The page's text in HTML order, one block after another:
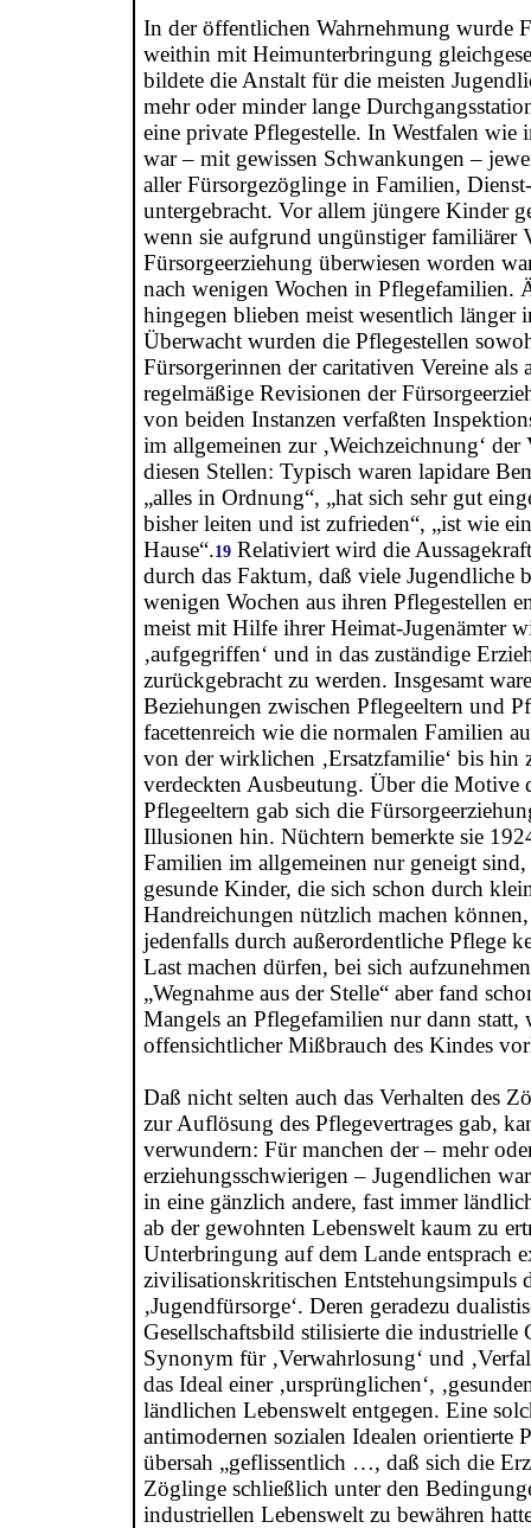
In der öffentlichen Wahrnehmung wurde
weithin mit Heimunterbringung
bildete die Anstalt für die meisten
mehr oder minder lange
eine private Pflegestelle. In Westfalen wie
war – mit gewissen Schwankungen –
aller Fürsorgezöglinge in Familien,
untergebracht. Vor allem jüngere Kinder
wenn sie aufgrund ungünstiger familiärer
Fürsorgeerziehung überwiesen worden
nach wenigen Wochen in Pflegefamilien.
hingegen blieben meist wesentlich länger
Überwacht wurden die Pflegestellen
Fürsorgerinnen der caritativen Vereine als
regelmäßige Revisionen der
von beiden Instanzen verfaßten
im allgemeinen zur ‚Weichzeichnung‘ der
diesen Stellen: Typisch waren lapidare
„alles in Ordnung“, „hat sich sehr gut
bisher leiten und ist zufrieden“, „ist wie
Hause“.19 Relativiert wird die
durch das Faktum, daß viele Jugendliche
wenigen Wochen aus ihren Pflegestellen
meist mit Hilfe ihrer Heimat-Jugenämter
‚aufgegriffen‘ und in das zuständige
zurückgebracht zu werden. Insgesamt
Beziehungen zwischen Pflegeeltern und
facettenreich wie die normalen Familien
von der wirklichen ‚Ersatzfamilie‘ bis hin
verdeckten Ausbeutung. Über die Motive
Pflegeeltern gab sich die
Illusionen hin. Nüchtern bemerkte sie
Familien im allgemeinen nur geneigt
gesunde Kinder, die sich schon durch
Handreichungen nützlich machen
jedenfalls durch außerordentliche Pflege
Last machen dürfen, bei sich
„Wegnahme aus der Stelle“ aber fand
Mangels an Pflegefamilien nur dann statt,
offensichtlicher Mißbrauch des Kindes
Daß nicht selten auch das Verhalten des
zur Auflösung des Pflegevertrages gab,
verwundern: Für manchen der – mehr
erziehungsschwierigen – Jugendlichen
in eine gänzlich andere, fast immer
ab der gewohnten Lebenswelt kaum zu
Unterbringung auf dem Lande entsprach
zivilisationskritischen Entstehungsimpuls
‚Jugendfürsorge‘. Deren geradezu
Gesellschaftsbild stilisierte die industrielle
Synonym für ‚Verwahrlosung‘ und
das Ideal einer ‚ursprünglichen‘,
ländlichen Lebenswelt entgegen. Eine
antimodernen sozialen Idealen orientierte
übersah „geflissentlich …, daß sich die
Zöglinge schließlich unter den
industriellen Lebenswelt zu bewähren